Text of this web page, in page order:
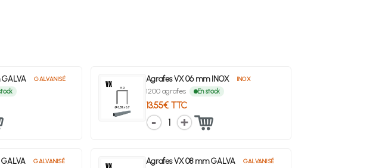
GALVANISÉ Agrafes VX 06 mm INOX INOX
1200 agrafes En stock
13.55€ TTC
1
GALVANISÉ Agrafes VX 08 mm GALVA GALVANISÉ